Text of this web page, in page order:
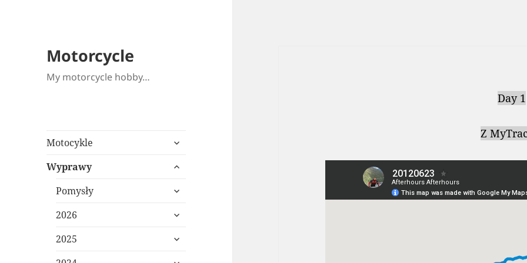
Motorcycle
My motorcycle hobby…
Motocykle
expand
menu
Wyprawy
expand
menu
Pomysły
expand
menu
2026
expand
menu
2025
expand
expand
Day 1
Z